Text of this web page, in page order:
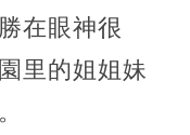
在眼神很
里的姐姐妹